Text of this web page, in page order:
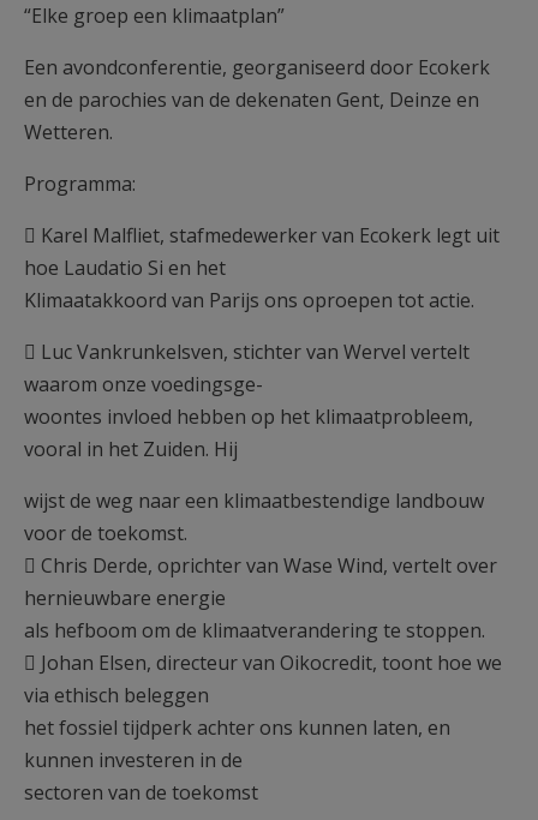
“Elke groep een klimaatplan”
Een avondconferentie, georganiseerd door Ecokerk
en de parochies van de dekenaten Gent, Deinze en
Wetteren.
Programma:
 Karel Malfliet, stafmedewerker van Ecokerk legt uit
hoe Laudatio Si en het
Klimaatakkoord van Parijs ons oproepen tot actie.
 Luc Vankrunkelsven, stichter van Wervel vertelt
waarom onze voedingsge-
woontes invloed hebben op het klimaatprobleem,
vooral in het Zuiden. Hij
wijst de weg naar een klimaatbestendige landbouw
voor de toekomst.
 Chris Derde, oprichter van Wase Wind, vertelt over
hernieuwbare energie
als hefboom om de klimaatverandering te stoppen.
 Johan Elsen, directeur van Oikocredit, toont hoe we
via ethisch beleggen
het fossiel tijdperk achter ons kunnen laten, en
kunnen investeren in de
sectoren van de toekomst